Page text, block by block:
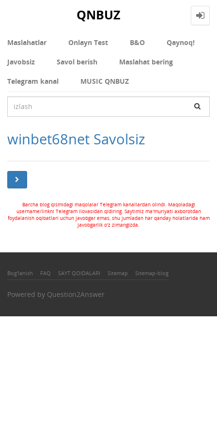
QNBUZ
Maslahatlar Onlayn Test В&О Qaynoq!
Javobsiz Savol berish Maslahat bering
Telegram kanal MUSIC QNBUZ
winbet68net Savolsiz
Barcha blog qismidagi maqolalar Telegram kanallardan olindi. Maqoladagi
username/linkni Telegram ilovasidan qidiring. Saytimiz ma'muriyati axborotdan
foydalanish oqibatlari uchun javobgar emas, shu jumladan har qanday holatlarida ham
javobgarlik o'z zimangizda.
Bog'lanish FAQ SAYT QOIDALARI Sitemap Sitemap-blog
Powered by Question2Answer